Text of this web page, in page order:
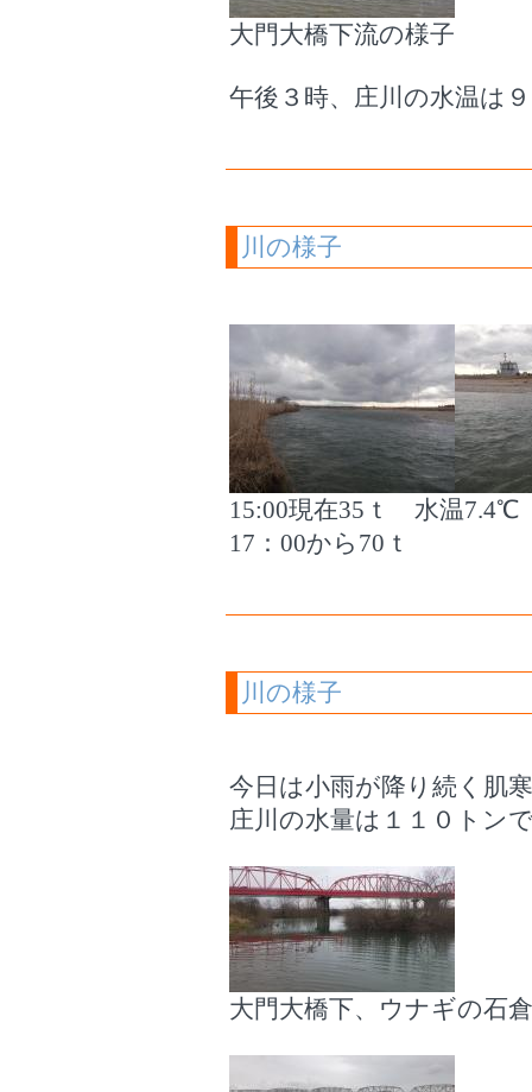
大門大橋下流の様子
午後３時、庄川の水温は
川の様子
15:00現在35ｔ 水温
17：00から70ｔ
川の様子
今日は小雨が降り続く肌
庄川の水量は１１０トン
大門大橋下、ウナギの石